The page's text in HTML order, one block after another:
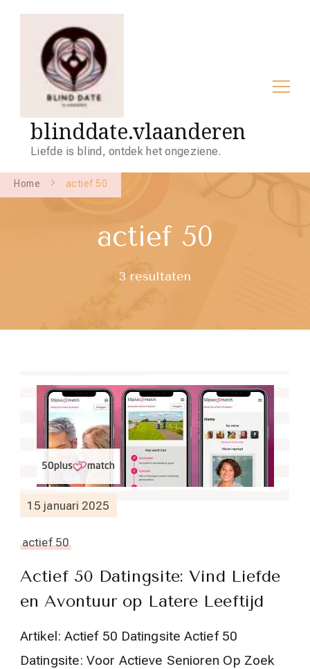
blinddate.vlaanderen
Liefde is blind, ontdek het ongeziene.
Home actief 50
actief 50
3 resultaten
15 januari 2025
actief 50
Actief 50 Datingsite: Vind Liefde
en Avontuur op Latere Leeftijd
Artikel: Actief 50 Datingsite Actief 50
Datingsite: Voor Actieve Senioren Op Zoek